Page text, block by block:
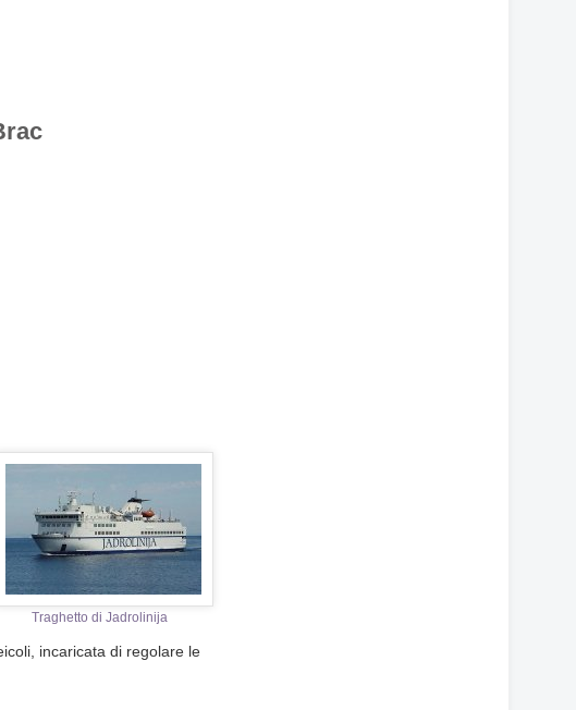
Traghetto di Jadrolinija
incaricata di regolare le